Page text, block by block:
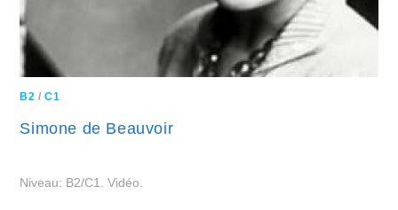
B2 /C1
Simone de Beauvoir
Niveau: B2/C1. Vidéo.